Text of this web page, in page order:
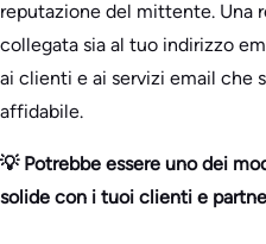
reputazione del mittente. Una
collegata sia al tuo indirizzo
ai clienti e ai servizi email
affidabile.
💡 Potrebbe essere uno dei
solide con i tuoi clienti e